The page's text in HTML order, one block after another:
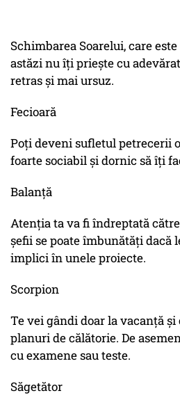
Schimbarea Soarelui, care
astăzi nu îți priește cu
retras și mai ursuz.
Fecioară
Poți deveni sufletul petrecerii
foarte sociabil și dornic să îți
Balanță
Atenția ta va fi îndreptată
șefii se poate îmbunătăți dacă
implici în unele proiecte.
Scorpion
Te vei gândi doar la vacanță
planuri de călătorie. De
cu examene sau teste.
Săgetător